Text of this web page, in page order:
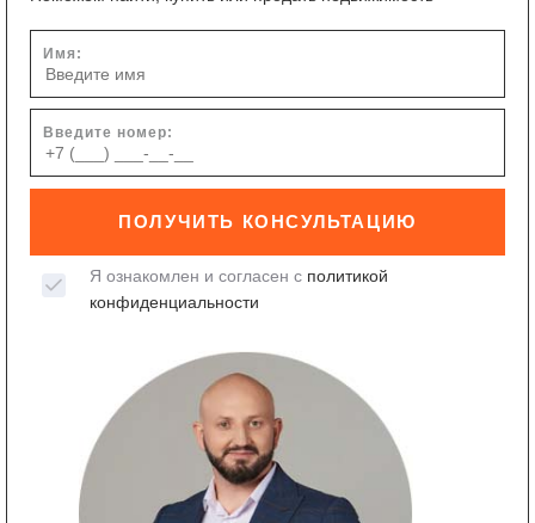
Имя:
Введите номер:
ПОЛУЧИТЬ КОНСУЛЬТАЦИЮ
Я ознакомлен и согласен с политикой
конфиденциальности